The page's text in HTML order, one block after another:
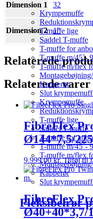
Krympemuffe
T-muffe lige
Saddel T-muffe
T-muffe for
T-muffe m/45˚-
T-muffe m/flex
Kapperør
Slut
Krympemuffe
T-muffe lige
Saddel T-muffe
T-muffe for
T-muffe m/45˚-
T-muffe m/flex
Kapperør
Slut
Fleksibelrør
Dimension 1 32
Dimension 2 1"
Relaterede
Relaterede varer
FibreFlex
Ø144*7,5/
9.999,00kr. Tilføj til
FibreFlex
Ø40+40*3,7/